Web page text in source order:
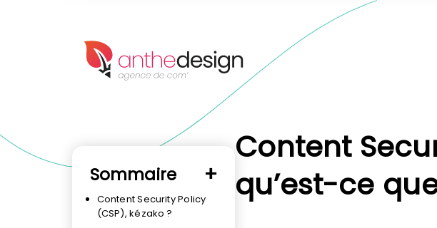
Sommaire
Content Security Policy
(CSP), kézako ?
Content
qu’est-ce